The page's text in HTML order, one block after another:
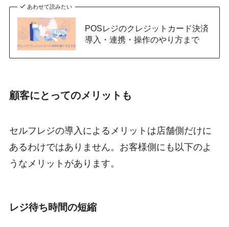
あわせて読みたい
POSレジのクレジットカード決済
導入・連携・操作のやり方まで
顧客にとってのメリットも
セルフレジの導入によるメリットは店舗側だけに
あるわけではありません。お客様側にも以下のよ
うなメリットがあります。
レジ待ち時間の短縮